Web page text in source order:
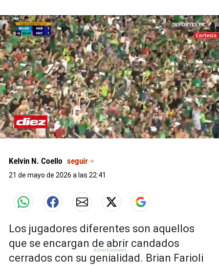
seconds
X
X
Kelvin N. Coello seguir +
21 de mayo de 2026 a las 22:41
Los jugadores diferentes son aquellos
que se encargan de abrir candados
cerrados con su genialidad. Brian Farioli